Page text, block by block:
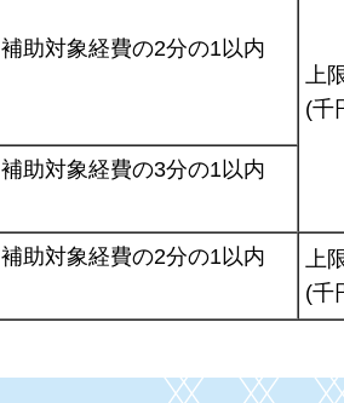
補助対象経費の2分の1以内
上
(千
補助対象経費の3分の1以内
補助対象経費の2分の1以内
上
(千